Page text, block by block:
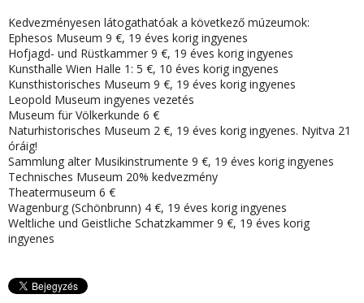
Kedvezményesen látogathatóak a következő múzeumok:
Ephesos Museum 9 €, 19 éves korig ingyenes
Hofjagd- und Rüstkammer 9 €, 19 éves korig ingyenes
Kunsthalle Wien Halle 1: 5 €, 10 éves korig ingyenes
Kunsthistorisches Museum 9 €, 19 éves korig ingyenes
Leopold Museum ingyenes vezetés
Museum für Völkerkunde 6 €
Naturhistorisches Museum 2 €, 19 éves korig ingyenes. Nyitva 21
óráig!
Sammlung alter Musikinstrumente 9 €, 19 éves korig ingyenes
Technisches Museum 20% kedvezmény
Theatermuseum 6 €
Wagenburg (Schönbrunn) 4 €, 19 éves korig ingyenes
Weltliche und Geistliche Schatzkammer 9 €, 19 éves korig
ingyenes